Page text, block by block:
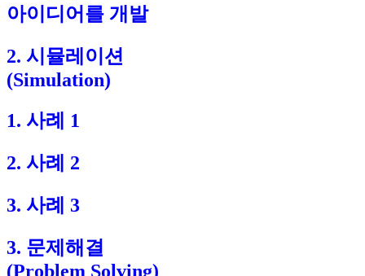
아이디어를 개발
2. 시뮬레이션
(Simulation)
1. 사례 1
2. 사례 2
3. 사례 3
3. 문제해결
(Problem Solving)